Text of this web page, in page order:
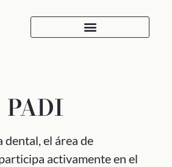
PADI
dental, el área de
activamente en el